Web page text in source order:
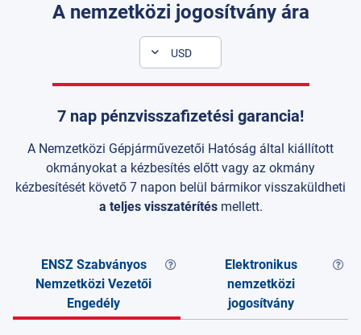
A nemzetközi jogosítvány ára
USD
7 nap pénzvisszafizetési garancia!
A Nemzetközi Gépjárművezetői Hatóság által kiállított
okmányokat a kézbesítés előtt vagy az okmány
kézbesítését követő 7 napon belül bármikor visszaküldheti
a teljes visszatérítésmellett.
ENSZ Szabványos
Nemzetközi Vezetői
Engedély
Elektronikus
nemzetközi
jogosítvány